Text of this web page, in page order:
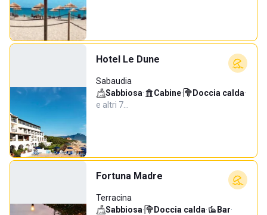
Hotel Le Dune
Sabaudia
Sabbiosa· Cabine· Doccia calda·
e altri 7…
Fortuna Madre
Terracina
Sabbiosa· Doccia calda· Bar·